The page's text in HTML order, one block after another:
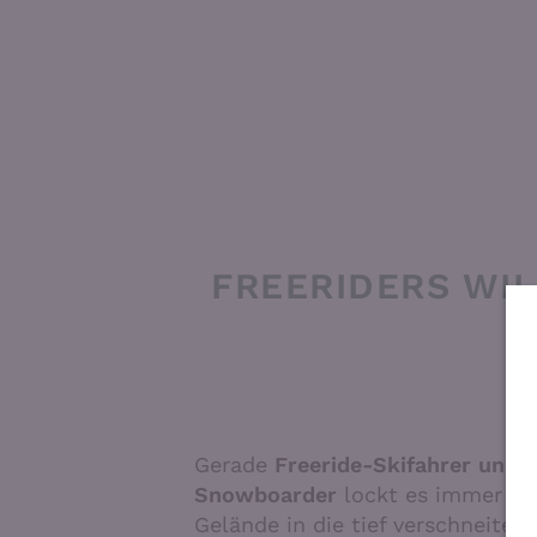
FREERIDERS
Gerade Freeride-Skifahrer und -
Snowboarder lockt es immer
Gelände in die tief verschneiten